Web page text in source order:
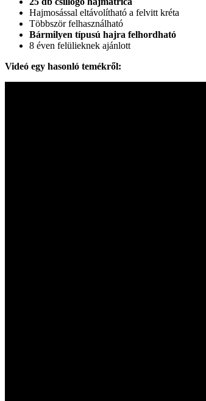
Hajmosással eltávolítható a felvitt kréta
Többször felhasználható
Bármilyen típusú hajra felhordható
8 éven felülieknek ajánlott
Videó egy hasonló temékről: